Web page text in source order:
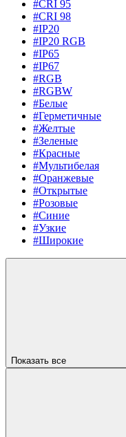
#CRI 95
#CRI 98
#IP20
#IP20 RGB
#IP65
#IP67
#RGB
#RGBW
#Белые
#Герметичные
#Желтые
#Зеленые
#Красные
#Мультибелая
#Оранжевые
#Открытые
#Розовые
#Синие
#Узкие
#Широкие
Показать все